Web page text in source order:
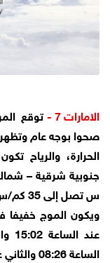
الامارات 7 -
توقع
صحوا بوجه عام
الحرارة، والرياح
س تصل إلى 35 كم/س.
ويكون الموج خفيفا
الساعة 08:26 والثاني عند الساعة 18:57.